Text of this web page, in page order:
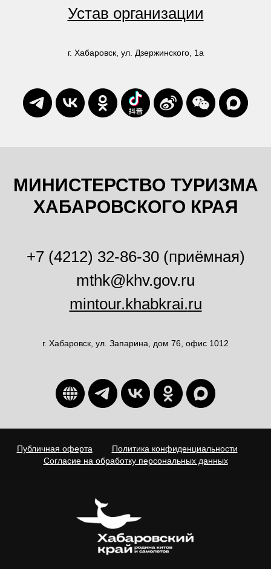
Устав организации
г. Хабаровск, ул. Дзержинского, 1а
МИНИСТЕРСТВО ТУРИЗМА
ХАБАРОВСКОГО КРАЯ
+7 (4212) 32-86-30 (приёмная)
mthk@khv.gov.ru
mintour.khabkrai.ru
г. Хабаровск, ул. Запарина, дом 76, офис 1012
Публичная оферта Политика конфиденциальности
Согласие на обработку персональных данных